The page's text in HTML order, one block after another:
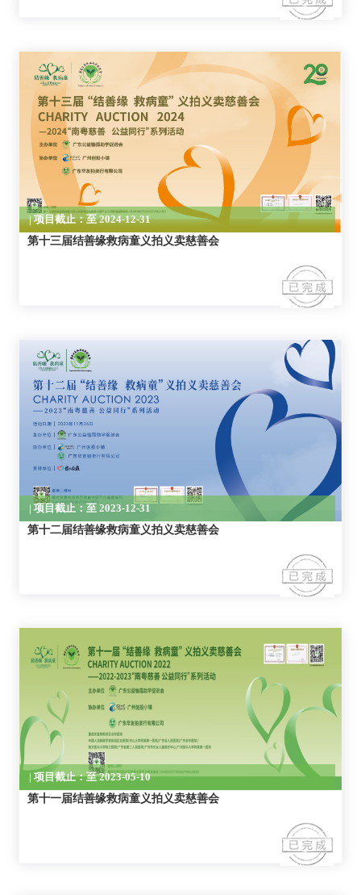
| 项目截止：至 2024-12-31
第十三届结善缘救病童义拍义卖慈善会
| 项目截止：至 2023-12-31
第十二届结善缘救病童义拍义卖慈善会
| 项目截止：至 2023-05-10
第十一届结善缘救病童义拍义卖慈善会